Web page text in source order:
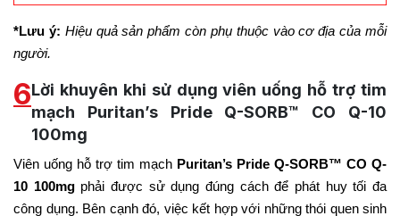
*Lưu ý: Hiệu quả sản phẩm còn phụ thuộc vào cơ địa của mỗi
người.
6Lời khuyên khi sử dụng viên uống hỗ trợ tim
mạch Puritan’s Pride Q-SORB™ CO Q-10
100mg
Viên uống hỗ trợ tim mạch Puritan’s Pride Q-SORB™ CO Q-
10 100mg phải được sử dụng đúng cách để phát huy tối đa
công dụng. Bên cạnh đó, việc kết hợp với những thói quen sinh